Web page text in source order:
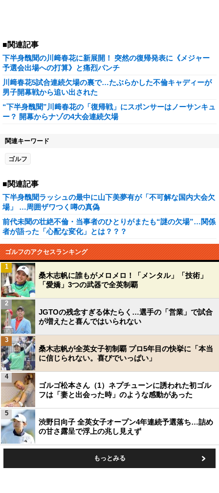
■関連記事
下半身醜聞の川﨑春花に新展開！ 突然の復帰発表に《メジャー
予選会出場への打算》と痛烈パンチ
川﨑春花5試合連続欠場の裏で…たぶらかした不倫キャディーが
男子開幕戦から追い出された
“下半身醜聞”川﨑春花の「復帰戦」にスポンサーはノーサンキュ
ー？ 開幕からナゾの4大会連続欠場
関連キーワード
ゴルフ
■関連記事
下半身醜聞ラッシュの最中に山下美夢有が「不可解な国内大会欠
場」 …周囲ザワつく噂の真偽
前代未聞の壮絶不倫・当事者のひとりがまたも“謎の欠場”…関係
者が語った「心配な変化」とは？？？
ゴルフのアクセスランキング
桑木志帆に誰もがメロメロ！「メンタル」「技術」
「愛嬌」3つの武器で全英制覇
1
JGTOの残念すぎる体たらく…選手の「営業」で試合
が増えたと喜んではいられない
2
桑木志帆が全英女子初制覇 プロ5年目の快挙に「本当
に信じられない。喜びでいっぱい」
3
ゴルゴ松本さん（1）ネプチューンに誘われた初ゴル
フは「妻と出会った時」のような感動があった
4
渋野日向子 全英女子オープン4年連続予選落ち…詰め
の甘さ露呈で浮上の兆し見えず
5
もっとみる